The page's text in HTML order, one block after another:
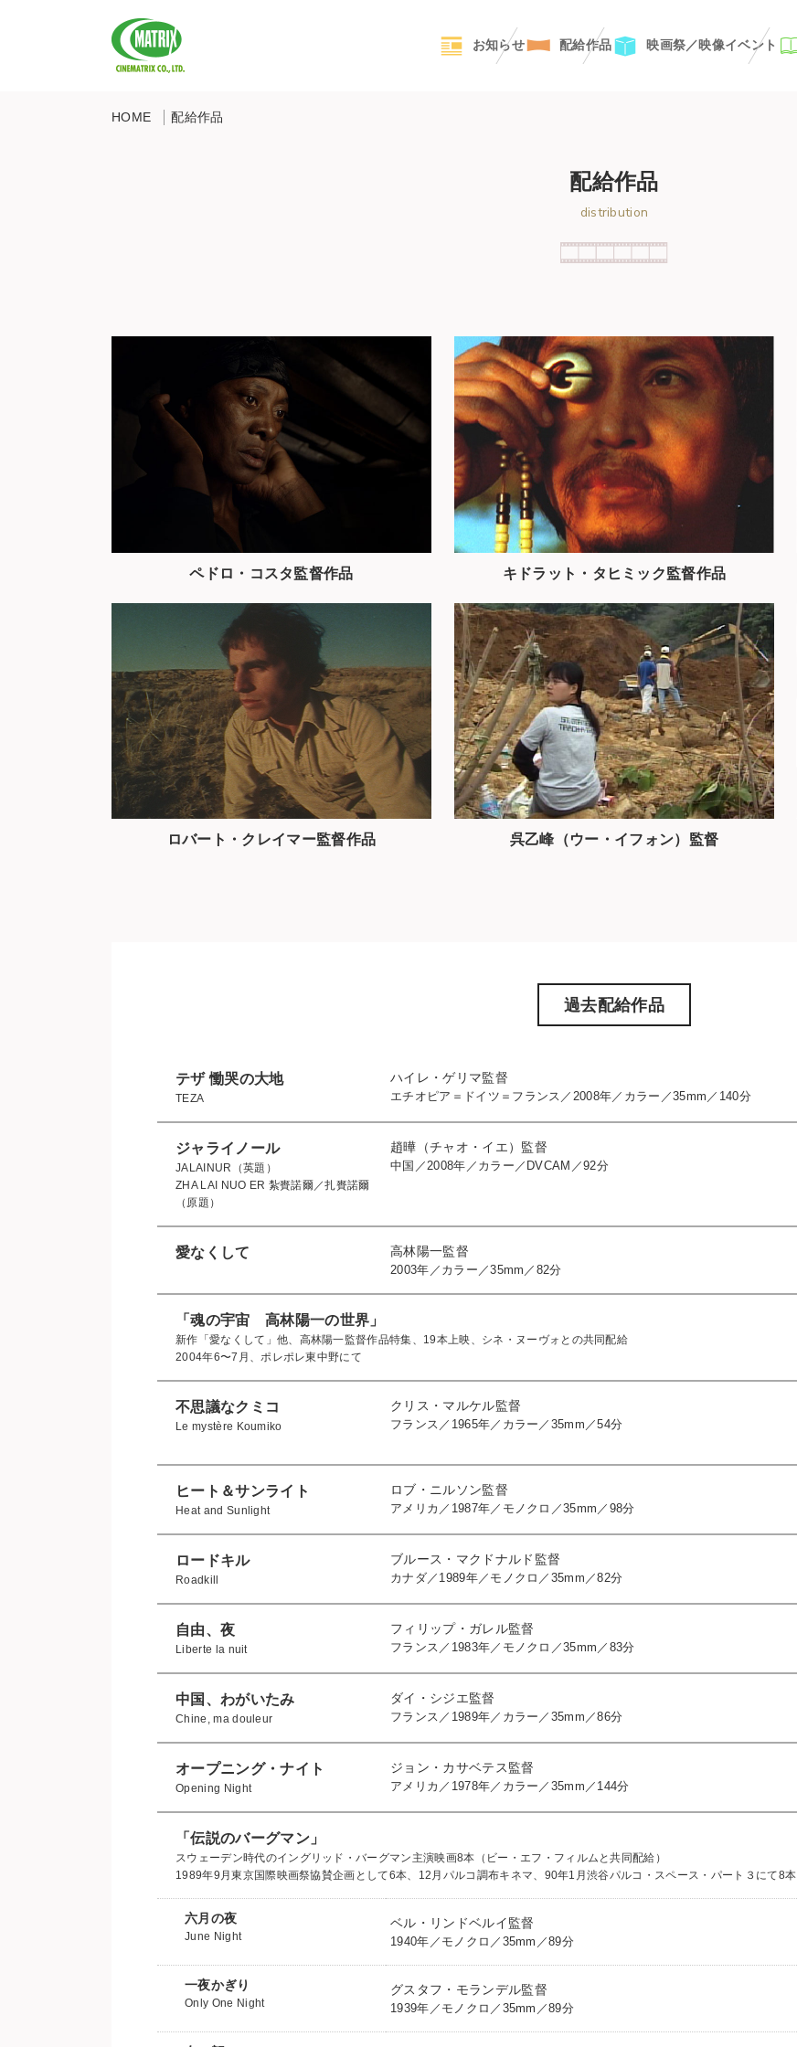
お知らせ 配給作品 映画祭／映像イベント
HOME 配給作品
配給作品
distribution
ペドロ・コスタ監督作品 キドラット・タヒミック監督作品
ロバート・クレイマー監督作品 呉乙峰（ウー・イフォン）監督
過去配給作品
テザ 慟哭の大地
TEZA
ハイレ・ゲリマ監督
エチオピア＝ドイツ＝フランス／2008年／カラー／35mm／140分
ジャライノール
JALAINUR（英題）
ZHA LAI NUO ER 紮賚諾爾／扎賚諾爾
（原題）
趙曄（チャオ・イエ）監督
中国／2008年／カラー／DVCAM／92分
愛なくして 高林陽一監督
2003年／カラー／35mm／82分
「魂の宇宙 高林陽一の世界」
新作「愛なくして」他、高林陽一監督作品特集、19本上映、シネ・ヌーヴォとの共同配給
2004年6〜7月、ポレポレ東中野にて
不思議なクミコ
Le mystère Koumiko
クリス・マルケル監督
フランス／1965年／カラー／35mm／54分
ヒート＆サンライト
Heat and Sunlight
ロブ・ニルソン監督
アメリカ／1987年／モノクロ／35mm／98分
ロードキル
Roadkill
ブルース・マクドナルド監督
カナダ／1989年／モノクロ／35mm／82分
自由、夜
Liberte la nuit
フィリップ・ガレル監督
フランス／1983年／モノクロ／35mm／83分
中国、わがいたみ
Chine, ma douleur
ダイ・シジエ監督
フランス／1989年／カラー／35mm／86分
オープニング・ナイト
Opening Night
ジョン・カサベテス監督
アメリカ／1978年／カラー／35mm／144分
「伝説のバーグマン」
スウェーデン時代のイングリッド・バーグマン主演映画8本（ビー・エフ・フィルムと共同配給）
1989年9月東京国際映画祭協賛企画として6本、12月パルコ調布キネマ、90年1月渋谷パルコ・スペース・パート３にて8本
六月の夜
June Night
ベル・リンドベルイ監督
1940年／モノクロ／35mm／89分
一夜かぎり
Only One Night
グスタフ・モランデル監督
1939年／モノクロ／35mm／89分